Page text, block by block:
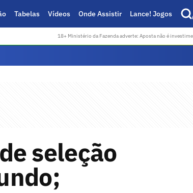
Tabelas Vídeos Onde Assistir Lance! Jogos
18+ Ministério da Fazenda adverte: Aposta não é
seleção